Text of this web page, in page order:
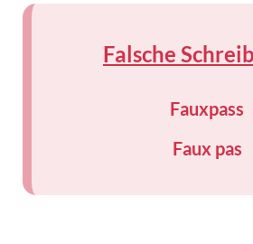
Falsche
Fauxpass
Faux pas